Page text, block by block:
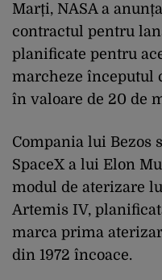
Marți, NASA a
contractul pentru
planificate pentru
marcheze începutul
în valoare de 20 de
Compania lui Bezos
SpaceX a lui Elon
modul de aterizare
Artemis IV,
marca prima
din 1972 încoace.